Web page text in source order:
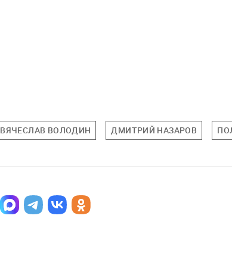
ВЯЧЕСЛАВ ВОЛОДИН ДМИТРИЙ НАЗАРОВ